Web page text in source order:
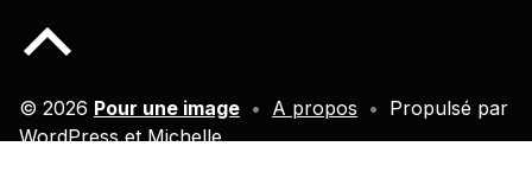
© 2026 Pour une image • A propos • Propulsé par
WordPressetMichelle.